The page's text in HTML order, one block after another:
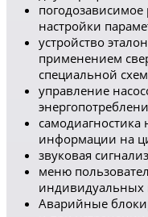
настройки
устройство
применением
специальной
управление
информации на
звуковая
меню
индивидуальных
Аварийные